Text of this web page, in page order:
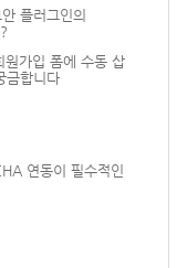
플러그인의
가입 폼에 수동 삽
금합니다
연동이 필수적인